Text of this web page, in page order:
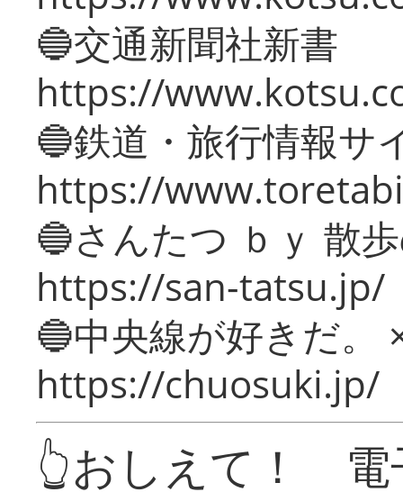
🔵交通新聞社新書
https://
🔵鉄道・旅行情報サ
https://
🔵さんたつ ｂｙ 散
https://san-tatsu.jp/
🔵中央線が好きだ。
https://chuosuki.jp/
👆おしえて！ 電